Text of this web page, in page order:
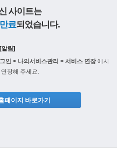
사이트는
료되었습니다.
[알림]
인 > 나의서비스관리 > 서비스 연장에서
장해 주세요.
페이지 바로가기